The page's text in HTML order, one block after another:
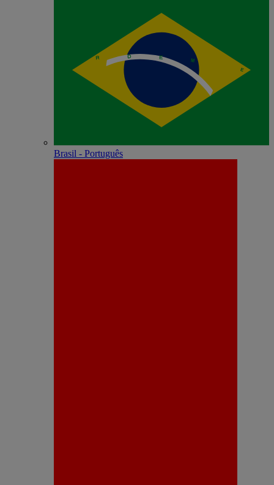
Brasil - Português